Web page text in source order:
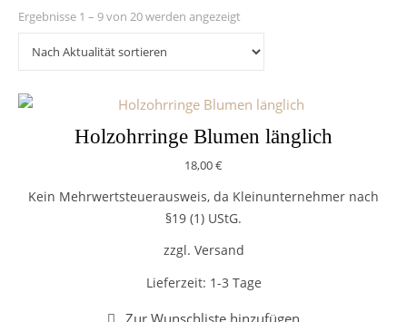
Ergebnisse 1 – 9 von 20 werden angezeigt
Holzohrringe Blumen länglich
18,00€
Kein Mehrwertsteuerausweis, da Kleinunternehmer nach
§19 (1) UStG.
zzgl. Versand
Lieferzeit: 1-3 Tage